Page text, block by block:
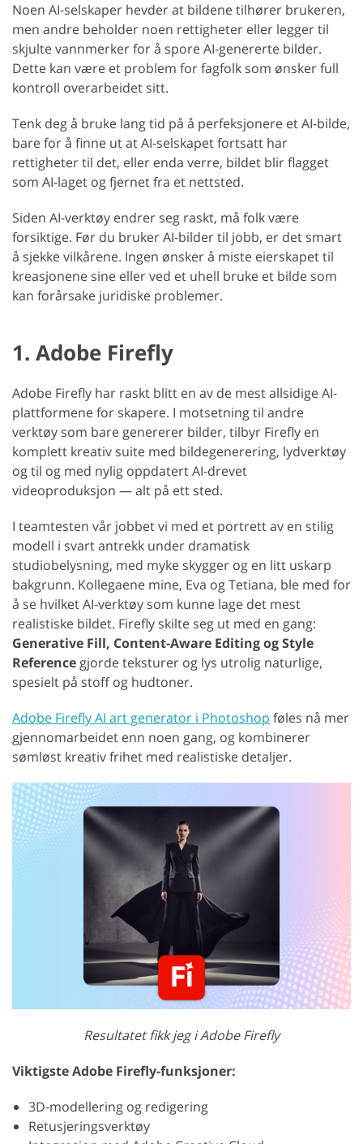
Noen AI-selskaper hevder at bildene tilhører brukeren,
men andre beholder noen rettigheter eller legger til
skjulte vannmerker for å spore AI-genererte bilder.
Dette kan være et problem for fagfolk som ønsker full
kontroll overarbeidet sitt.
Tenk deg å bruke lang tid på å perfeksjonere et AI-bilde,
bare for å finne ut at AI-selskapet fortsatt har
rettigheter til det, eller enda verre, bildet blir flagget
som AI-laget og fjernet fra et nettsted.
Siden AI-verktøy endrer seg raskt, må folk være
forsiktige. Før du bruker AI-bilder til jobb, er det smart
å sjekke vilkårene. Ingen ønsker å miste eierskapet til
kreasjonene sine eller ved et uhell bruke et bilde som
kan forårsake juridiske problemer.
1. Adobe Firefly
Adobe Firefly har raskt blitt en av de mest allsidige AI-
plattformene for skapere. I motsetning til andre
verktøy som bare genererer bilder, tilbyr Firefly en
komplett kreativ suite med bildegenerering, lydverktøy
og til og med nylig oppdatert AI-drevet
videoproduksjon — alt på ett sted.
I teamtesten vår jobbet vi med et portrett av en stilig
modell i svart antrekk under dramatisk
studiobelysning, med myke skygger og en litt uskarp
bakgrunn. Kollegaene mine, Eva og Tetiana, ble med for
å se hvilket AI-verktøy som kunne lage det mest
realistiske bildet. Firefly skilte seg ut med en gang:
Generative Fill, Content-Aware Editing og Style
Reference gjorde teksturer og lys utrolig naturlige,
spesielt på stoff og hudtoner.
Adobe Firefly AI art generator i Photoshop føles nå mer
gjennomarbeidet enn noen gang, og kombinerer
sømløst kreativ frihet med realistiske detaljer.
Resultatet fikk jeg i Adobe Firefly
Viktigste Adobe Firefly-funksjoner:
3D-modellering og redigering
Retusjeringsverktøy